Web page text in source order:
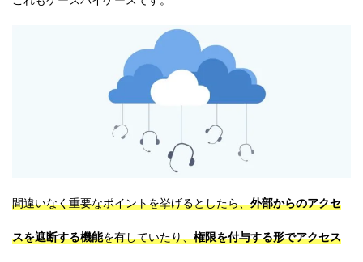
間違いなく重要なポイントを挙げるとしたら、外部からのアクセ
スを遮断する機能を有していたり、権限を付与する形でアクセス